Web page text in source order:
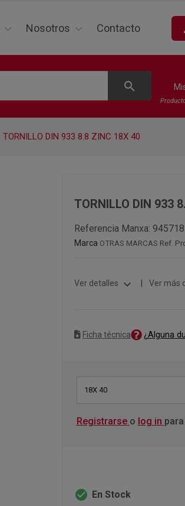
Nosotros Contacto
search
TORNILLO DIN 933 8.8 ZINC 18X 40
TORNILLO DIN 933
Referencia Manxa: 945718
Marca OTRAS MARCAS Ref.
Ver detalles expand_more Ver más
Ficha técnica ¿Alguna
18X 40
Registrarse o log in
check_circle En Stock